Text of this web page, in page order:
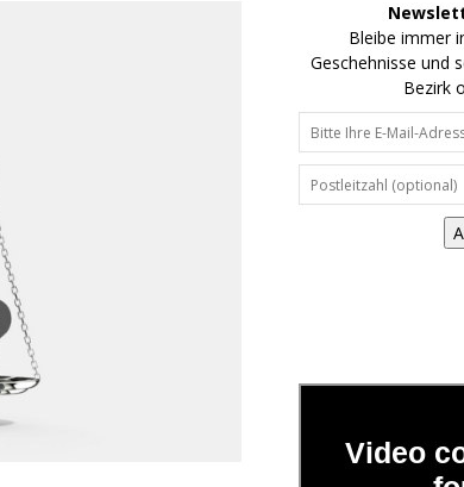
Bleibe immer
Geschehnisse und
Bezirk